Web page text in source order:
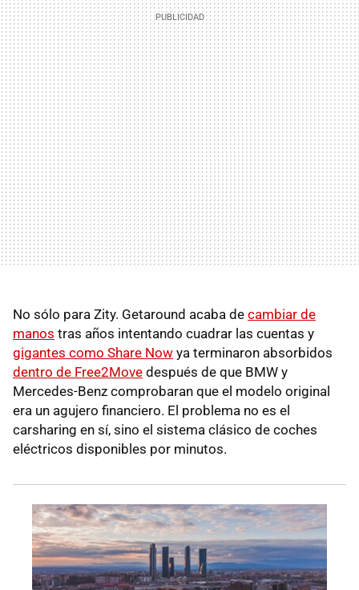
No sólo para Zity. Getaround acaba de cambiar de
manos tras años intentando cuadrar las cuentas y
gigantes como Share Now ya terminaron absorbidos
dentro de Free2Move después de que BMW y
Mercedes-Benz comprobaran que el modelo original
era un agujero financiero. El problema no es el
carsharing en sí, sino el sistema clásico de coches
eléctricos disponibles por minutos.